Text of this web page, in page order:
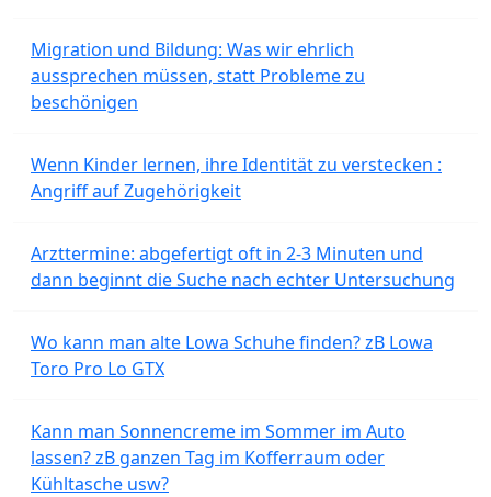
Migration und Bildung: Was wir ehrlich
aussprechen müssen, statt Probleme zu
beschönigen
Wenn Kinder lernen, ihre Identität zu verstecken :
Angriff auf Zugehörigkeit
Arzttermine: abgefertigt oft in 2-3 Minuten und
dann beginnt die Suche nach echter Untersuchung
Wo kann man alte Lowa Schuhe finden? zB Lowa
Toro Pro Lo GTX
Kann man Sonnencreme im Sommer im Auto
lassen? zB ganzen Tag im Kofferraum oder
Kühltasche usw?